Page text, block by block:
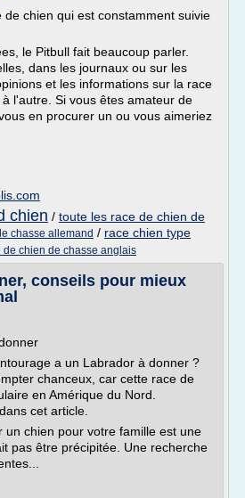
de chien qui est constamment suivie
le Pitbull fait beaucoup parler.
dans les journaux ou sur les
et les informations sur la race
l'autre. Si vous êtes amateur de
en procurer un ou vous aimeriez
chien / toute les race de chien de
chasse allemand / race chien type
de chien de chasse anglais
conseils pour mieux
a un Labrador à donner ?
chanceux, car cette race de
en Amérique du Nord.
cet article.
un chien pour votre famille est une
pas être précipitée. Une recherche